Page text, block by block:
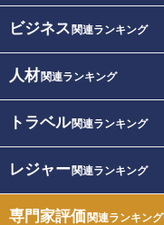
ビジネス 関連ランキング
人材関連ランキング
トラベル関連ランキング
レジャー関連ランキング
専門家評価関連ランキング